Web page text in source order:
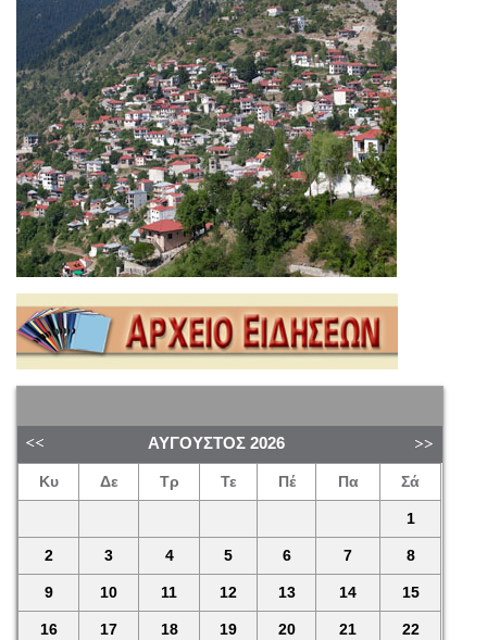
ΑΎΓΟΥΣΤΟΣ 2026
Κυ Δε Τρ Τε Πέ Πα Σά
1
2 3 4 5 6 7 8
9 10 11 12 13 14 15
16 17 18 19 20 21 22